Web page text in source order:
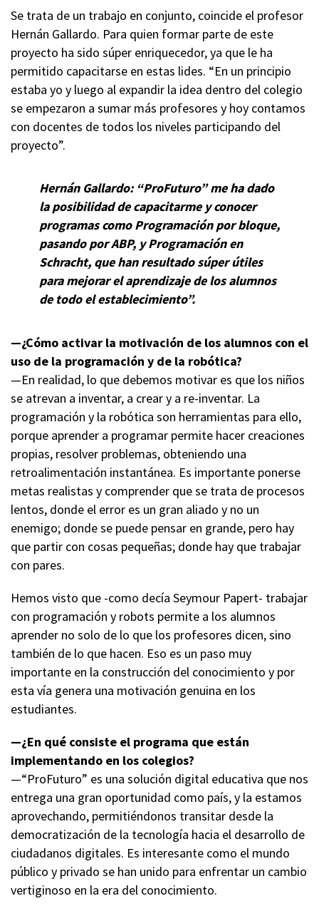
Se trata de un trabajo en conjunto, coincide el profesor
Hernán Gallardo. Para quien formar parte de este
proyecto ha sido súper enriquecedor, ya que le ha
permitido capacitarse en estas lides. “En un principio
estaba yo y luego al expandir la idea dentro del colegio
se empezaron a sumar más profesores y hoy contamos
con docentes de todos los niveles participando del
proyecto”.
Hernán Gallardo: “ProFuturo” me ha dado
la posibilidad de capacitarme y conocer
programas como Programación por bloque,
pasando por ABP, y Programación en
Schracht, que han resultado súper útiles
para mejorar el aprendizaje de los alumnos
de todo el establecimiento”.
—¿Cómo activar la motivación de los alumnos con el
uso de la programación y de la robótica?
—En realidad, lo que debemos motivar es que los niños
se atrevan a inventar, a crear y a re-inventar. La
programación y la robótica son herramientas para ello,
porque aprender a programar permite hacer creaciones
propias, resolver problemas, obteniendo una
retroalimentación instantánea. Es importante ponerse
metas realistas y comprender que se trata de procesos
lentos, donde el error es un gran aliado y no un
enemigo; donde se puede pensar en grande, pero hay
que partir con cosas pequeñas; donde hay que trabajar
con pares.
Hemos visto que -como decía Seymour Papert- trabajar
con programación y robots permite a los alumnos
aprender no solo de lo que los profesores dicen, sino
también de lo que hacen. Eso es un paso muy
importante en la construcción del conocimiento y por
esta vía genera una motivación genuina en los
estudiantes.
—¿En qué consiste el programa que están
implementando en los colegios?
—“ProFuturo” es una solución digital educativa que nos
entrega una gran oportunidad como país, y la estamos
aprovechando, permitiéndonos transitar desde la
democratización de la tecnología hacia el desarrollo de
ciudadanos digitales. Es interesante como el mundo
público y privado se han unido para enfrentar un cambio
vertiginoso en la era del conocimiento.